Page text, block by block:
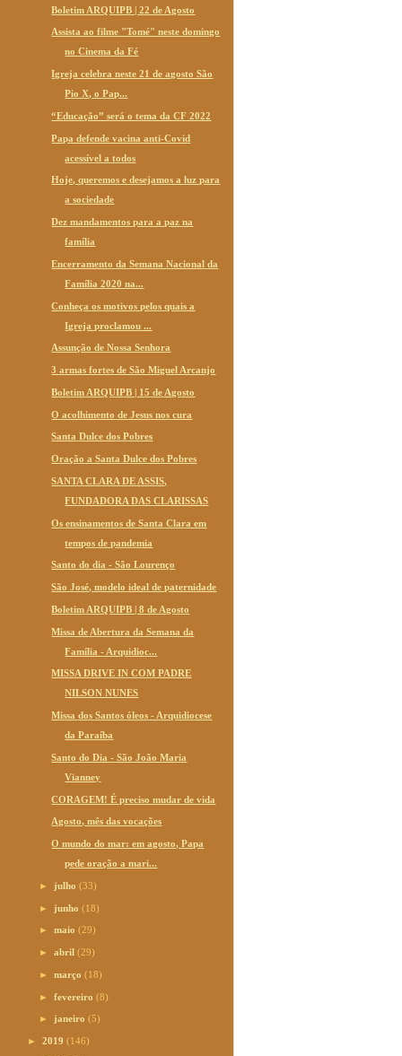
Boletim ARQUIPB | 22 de Agosto
Assista ao filme "Tomé" neste domingo
no Cinema da Fé
Igreja celebra neste 21 de agosto São
Pio X, o Pap...
“Educação” será o tema da CF 2022
Papa defende vacina anti-Covid
acessível a todos
Hoje, queremos e desejamos a luz para
a sociedade
Dez mandamentos para a paz na
família
Encerramento da Semana Nacional da
Família 2020 na...
Conheça os motivos pelos quais a
Igreja proclamou ...
Assunção de Nossa Senhora
3 armas fortes de São Miguel Arcanjo
Boletim ARQUIPB | 15 de Agosto
O acolhimento de Jesus nos cura
Santa Dulce dos Pobres
Oração a Santa Dulce dos Pobres
SANTA CLARA DE ASSIS,
FUNDADORA DAS CLARISSAS
Os ensinamentos de Santa Clara em
tempos de pandemia
Santo do dia - São Lourenço
São José, modelo ideal de paternidade
Boletim ARQUIPB | 8 de Agosto
Missa de Abertura da Semana da
Família - Arquidioc...
MISSA DRIVE IN COM PADRE
NILSON NUNES
Missa dos Santos óleos - Arquidiocese
da Paraíba
Santo do Dia - São João Maria
Vianney
CORAGEM! É preciso mudar de vida
Agosto, mês das vocações
O mundo do mar: em agosto, Papa
pede oração a mari...
► julho(33)
► junho(18)
►maio(29)
►abril(29)
►março(18)
►fevereiro(8)
► janeiro(5)
► 2019 (146)